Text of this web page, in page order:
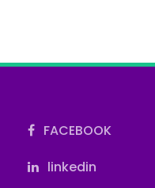
FACEBOOK
linkedin